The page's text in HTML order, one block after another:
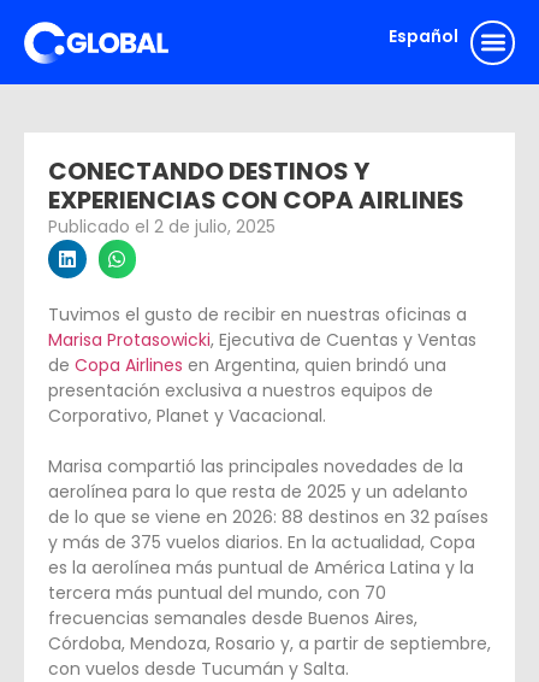
Español
English
CONECTANDO DESTINOS Y
EXPERIENCIAS CON COPA AIRLINES
Publicado el 2 de julio, 2025
Tuvimos el gusto de recibir en nuestras oficinas a
Marisa Protasowicki, Ejecutiva de Cuentas y Ventas
de Copa Airlines en Argentina, quien brindó una
presentación exclusiva a nuestros equipos de
Corporativo, Planet y Vacacional.
Marisa compartió las principales novedades de la
aerolínea para lo que resta de 2025 y un adelanto
de lo que se viene en 2026: 88 destinos en 32 países
y más de 375 vuelos diarios. En la actualidad, Copa
es la aerolínea más puntual de América Latina y la
tercera más puntual del mundo, con 70
frecuencias semanales desde Buenos Aires,
Córdoba, Mendoza, Rosario y, a partir de septiembre,
con vuelos desde Tucumán y Salta.